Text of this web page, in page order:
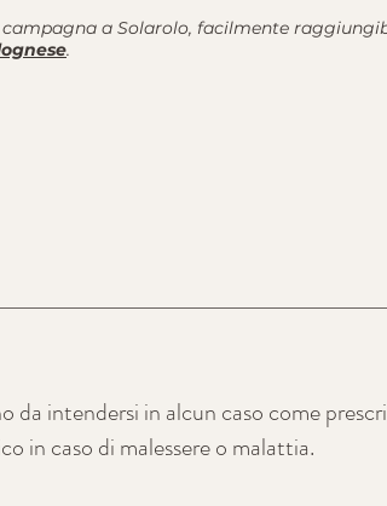
a Solarolo, facilmente
.
intendersi in alcun caso come
in caso di malessere o malattia.